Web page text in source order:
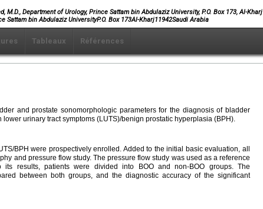
Department of Urology, Prince Sattam bin Abdulaziz University, P.O. Box 173, Al-Kharj
Sattam bin Abdulaziz UniversityP.O. Box 173Al-Kharj11942Saudi Arabia
Tableaux Références
and prostate sonomorphologic parameters for the diagnosis of bladder
urinary tract symptoms (LUTS)/benign prostatic hyperplasia (BPH).
BPH were prospectively enrolled. Added to the initial basic evaluation, all
and pressure flow study. The pressure flow study was used as a reference
results, patients were divided into BOO and non-BOO groups. The
between both groups, and the diagnostic accuracy of the significant